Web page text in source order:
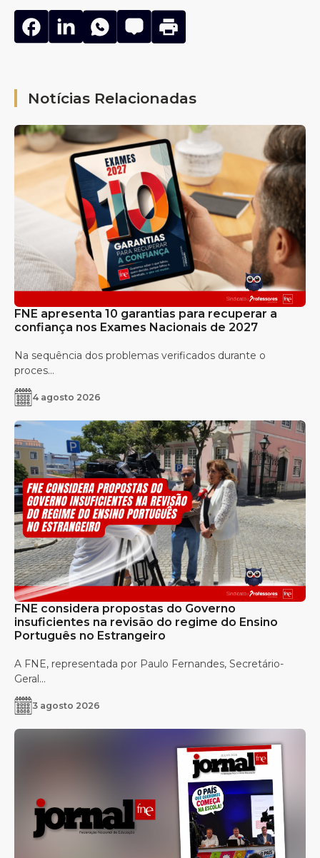
Notícias Relacionadas
FNE apresenta 10 garantias para recuperar a
confiança nos Exames Nacionais de 2027
Na sequência dos problemas verificados durante o
proces...
4 agosto 2026
FNE considera propostas do Governo
insuficientes na revisão do regime do Ensino
Português no Estrangeiro
A FNE, representada por Paulo Fernandes, Secretário-
Geral...
3 agosto 2026